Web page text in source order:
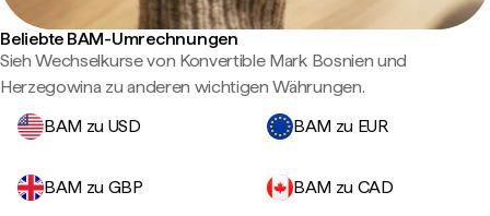
Beliebte BAM-Umrechnungen
Sieh Wechselkurse von Konvertible Mark Bosnien und
Herzegowina zu anderen wichtigen Währungen.
BAM zu USD
BAM zu EUR
BAM zu GBP BAM zu CAD